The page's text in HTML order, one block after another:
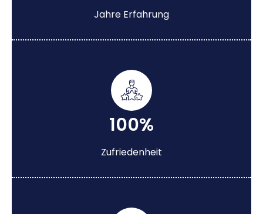
Jahre Erfahrung
100%
Zufriedenheit